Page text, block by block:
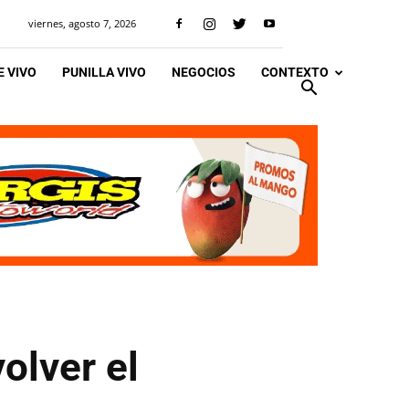
viernes, agosto 7, 2026
VIVO PUNILLA VIVO NEGOCIOS CONTEXTO
el